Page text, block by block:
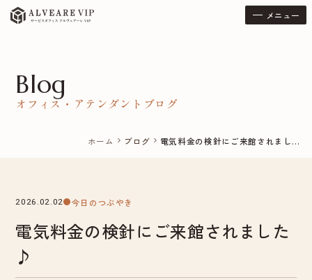
メニュー
Blog
オフィス・アテンダントブログ
ホーム chevron_right ブログ chevron_right 電気料金の検針にご来館されまし...
2026.02.02 今日のつぶやき
電気料金の検針にご来館されました
♪